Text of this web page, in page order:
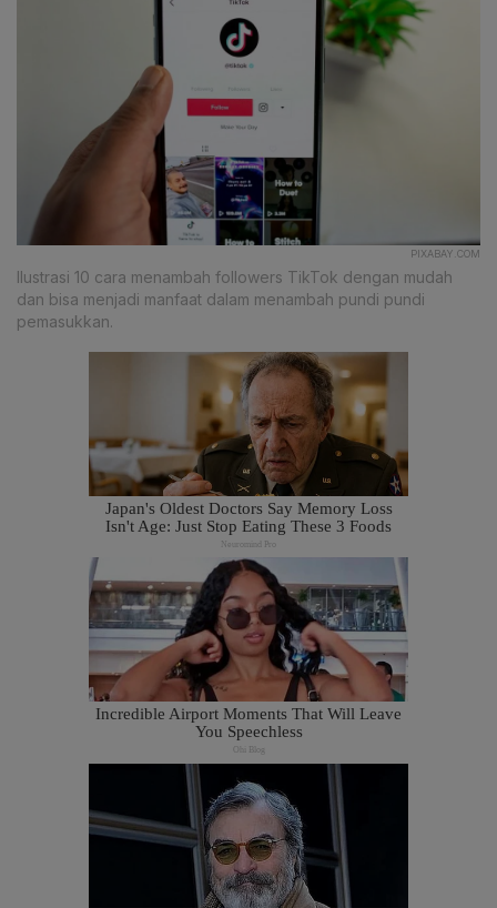
PIXABAY.COM
Ilustrasi 10 cara menambah followers TikTok dengan mudah
dan bisa menjadi manfaat dalam menambah pundi pundi
pemasukkan.